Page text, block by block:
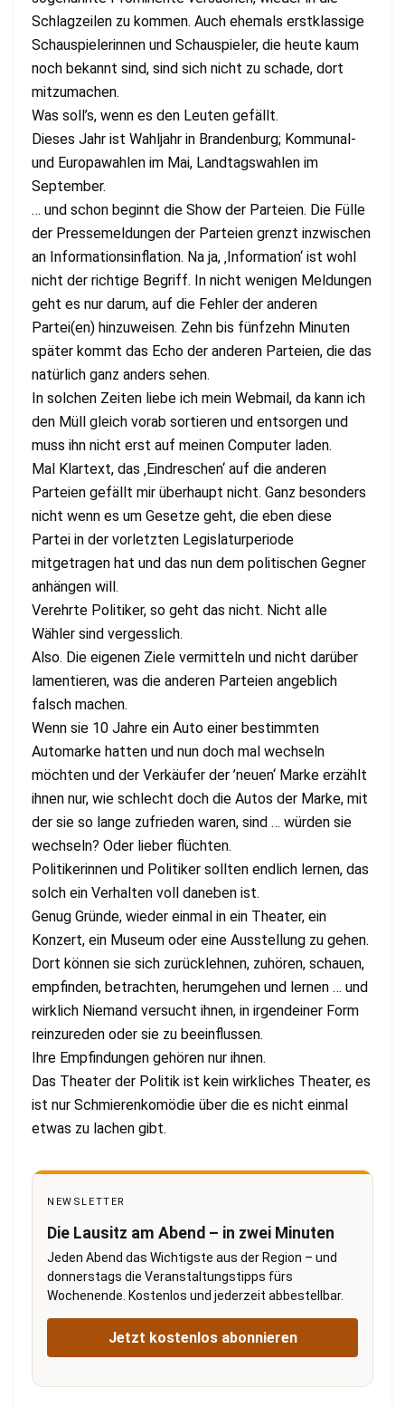
Schlagzeilen zu kommen. Auch ehemals erstklassige
Schauspielerinnen und Schauspieler, die heute kaum
noch bekannt sind, sind sich nicht zu schade, dort
mitzumachen.
Was soll’s, wenn es den Leuten gefällt.
Dieses Jahr ist Wahljahr in Brandenburg; Kommunal-
und Europawahlen im Mai, Landtagswahlen im
September.
… und schon beginnt die Show der Parteien. Die Fülle
der Pressemeldungen der Parteien grenzt inzwischen
an Informationsinflation. Na ja, ‚Information‘ ist wohl
nicht der richtige Begriff. In nicht wenigen Meldungen
geht es nur darum, auf die Fehler der anderen
Partei(en) hinzuweisen. Zehn bis fünfzehn Minuten
später kommt das Echo der anderen Parteien, die das
natürlich ganz anders sehen.
In solchen Zeiten liebe ich mein Webmail, da kann ich
den Müll gleich vorab sortieren und entsorgen und
muss ihn nicht erst auf meinen Computer laden.
Mal Klartext, das ‚Eindreschen‘ auf die anderen
Parteien gefällt mir überhaupt nicht. Ganz besonders
nicht wenn es um Gesetze geht, die eben diese
Partei in der vorletzten Legislaturperiode
mitgetragen hat und das nun dem politischen Gegner
anhängen will.
Verehrte Politiker, so geht das nicht. Nicht alle
Wähler sind vergesslich.
Also. Die eigenen Ziele vermitteln und nicht darüber
lamentieren, was die anderen Parteien angeblich
falsch machen.
Wenn sie 10 Jahre ein Auto einer bestimmten
Automarke hatten und nun doch mal wechseln
möchten und der Verkäufer der ’neuen‘ Marke erzählt
ihnen nur, wie schlecht doch die Autos der Marke, mit
der sie so lange zufrieden waren, sind … würden sie
wechseln? Oder lieber flüchten.
Politikerinnen und Politiker sollten endlich lernen, das
solch ein Verhalten voll daneben ist.
Genug Gründe, wieder einmal in ein Theater, ein
Konzert, ein Museum oder eine Ausstellung zu gehen.
Dort können sie sich zurücklehnen, zuhören, schauen,
empfinden, betrachten, herumgehen und lernen … und
wirklich Niemand versucht ihnen, in irgendeiner Form
reinzureden oder sie zu beeinflussen.
Ihre Empfindungen gehören nur ihnen.
Das Theater der Politik ist kein wirkliches Theater, es
ist nur Schmierenkomödie über die es nicht einmal
etwas zu lachen gibt.
NEWSLETTER
Die Lausitz am Abend – in zwei Minuten
Jeden Abend das Wichtigste aus der Region – und
donnerstags die Veranstaltungstipps fürs
Wochenende. Kostenlos und jederzeit abbestellbar.
Jetzt kostenlos abonnieren